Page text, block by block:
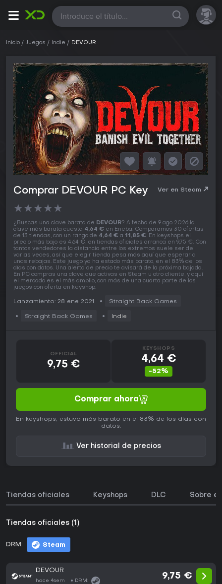
Todas
Inicio Juegos Indie DEVOUR
Comprar DEVOUR PC Key Ver en Steam
★★★★★
¿Buscas una clave barata de DEVOUR? A fecha de 9 ago 2026 la
clave más barata cuesta 4,64 € en Eneba. Comparamos 30 ofertas
de 13 tiendas, con un rango de 4,64 € a 11,85 €. En keyshops el
precio más bajo es 4,64 €, en tiendas oficiales arranca en 9,75 €. Con
tantos vendedores la distancia entre los extremos suele ser de
varias veces, así que elegir tienda pesa más aquí que esperar a
unas rebajas. Este juego ya ha estado más barato, en el 83% de los
días con datos. Una alerta de precio te avisará de la próxima bajada.
En PC compras una clave que activas en Steam u otro cliente, y aquí
el mercado es el más amplio, con más de una cuarta parte de los
juegos con oferta en keyshop.
Lanzamiento: 28 ene 2021 Straight Back Games
Straight Back Games Indie
OFFICIAL
9,75 €
KEYSHOPS
4,64 €
-52%
Comprar ahora
En keyshops, estuvo más barato en el 83% de los días con
datos.
Ver historial de precios
Tiendas oficiales Keyshops DLC Sobre
Tiendas oficiales (1)
DRM: Steam
DEVOUR
hace 4sem DRM:
9,75 €